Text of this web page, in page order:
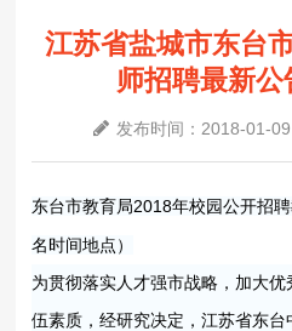
江苏省盐城市东台
师招聘最新公
发布时间：2018-01-09
东台市教育局2018年校园公开招
名时间地点）
为贯彻落实人才强市战略，加大
伍素质，经研究决定，江苏省东